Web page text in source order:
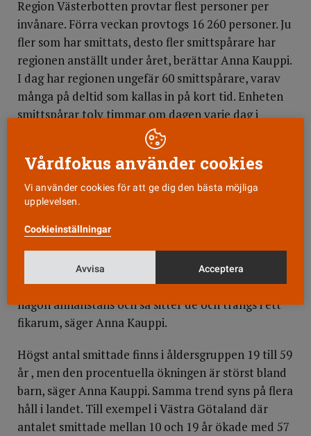
Region Västerbotten provtar flest personer per
invånare. Förra veckan provtogs 16 260 personer. Ju
fler som har smittats, desto fler smittspårare har
regionen anställt under året, berättar Anna Kauppi.
I dag har regionen ungefär 60 smittspårare, varav
många på deltid som kallas in på kort tid. Enheten
smittspårar tolv timmar om dagen varje dag i
veckan. De ringer upp smittade och talar om hur de
ska göra och svarar på frågor. De har också mycket
kontakt med skolor, kommuner och arbetsplatser.
En stor del av smittspridningen sker i skolorna,
– Mycket av smittspridningen sker i fikarum. Då
kommunicerar vi med arbetsgivare att de ser över
sina rutiner. Många tänker att de blir smittade
någon annanstans och så sitter de och trängs i ett
fikarum, säger Anna Kauppi.
Högst antal smittade finns i åldersgruppen 19 till 59
år , men den procentuella ökningen är störst bland
barn, säger Anna Kauppi. Samma trend syns på flera
håll i landet. Till exempel i Västra Götaland där
antalet smittade mellan 10 och 19 år ökade med 57
Vårdfokus använder cookies
Vi använder cookies för att ge dig den bästa möjliga
upplevelsen.
Cookieinställningar
Avvisa Acceptera